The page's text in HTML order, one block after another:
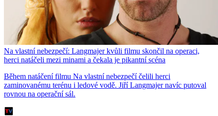
Na vlastní nebezpečí: Langmajer kvůli filmu skončil na operaci,
herci natáčeli mezi minami a čekala je pikantní scéna
Během natáčení filmu Na vlastní nebezpečí čelili herci
zaminovanému terénu i ledové vodě. Jiří Langmajer navíc putoval
rovnou na operační sál.